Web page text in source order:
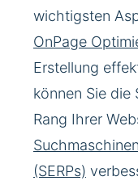
wichtigsten
OnPage
Erstellung
können Sie die
Rang Ihrer
(SERPs)